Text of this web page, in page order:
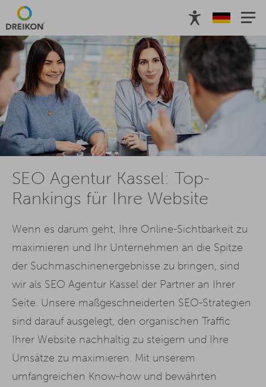
SEO Agentur Kassel: Top-
Rankings für Ihre Website
Wenn es darum geht, Ihre Online-Sichtbarkeit zu
maximieren und Ihr Unternehmen an die Spitze
der Suchmaschinenergebnisse zu bringen, sind
wir als SEO Agentur Kassel der Partner an Ihrer
Seite. Unsere maßgeschneiderten SEO-Strategien
sind darauf ausgelegt, den organischen Traffic
Ihrer Website nachhaltig zu steigern und Ihre
Umsätze zu maximieren. Mit unserem
umfangreichen Know-how und bewährten